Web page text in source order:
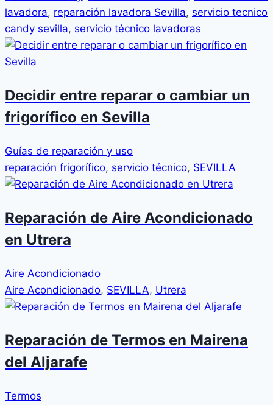
lavadora, reparación lavadora Sevilla, servicio tecnico
candy sevilla, servicio técnico lavadoras
Decidir entre reparar o cambiar un
frigorífico en Sevilla
Guías de reparación y uso
reparación frigorífico, servicio técnico, SEVILLA
Reparación de Aire Acondicionado
en Utrera
Aire Acondicionado
Aire Acondicionado, SEVILLA, Utrera
Reparación de Termos en Mairena
del Aljarafe
Termos